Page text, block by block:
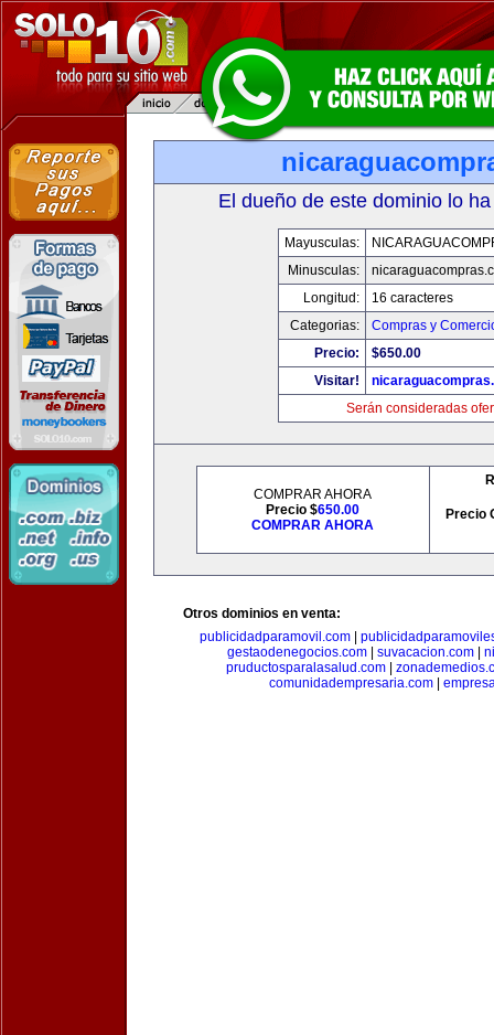
El dueño de este dominio lo
Mayusculas:
Minusculas:
Longitud:
16 caracteres
Categorias:
Compras y
Precio:
$650.00
Visitar!
Serán consideradas
COMPRAR AHORA
Precio $650.00
COMPRAR AHORA
Precio
Otros dominios en venta:
publicidadparamovil.com
gestaodenegocios.com| suvacacion.com|
pruductosparalasalud.com|
comunidadempresaria.com|